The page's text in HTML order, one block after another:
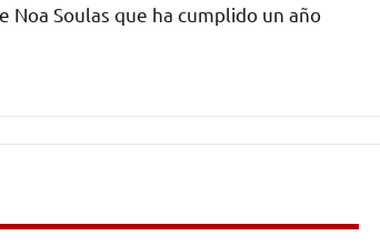
Noa Soulas que ha cumplido un año